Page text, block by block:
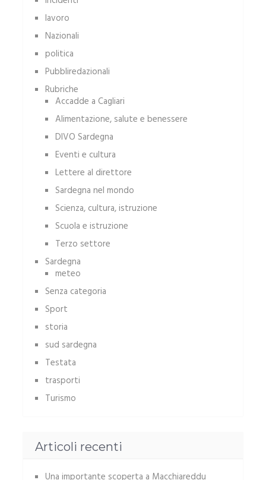
lavoro
Nazionali
politica
Pubbliredazionali
Rubriche
Accadde a Cagliari
Alimentazione, salute e benessere
DIVO Sardegna
Eventi e cultura
Lettere al direttore
Sardegna nel mondo
Scienza, cultura, istruzione
Scuola e istruzione
Terzo settore
Sardegna
meteo
Senza categoria
Sport
storia
sud sardegna
Testata
trasporti
Turismo
Articoli recenti
Una importante scoperta a Macchiareddu